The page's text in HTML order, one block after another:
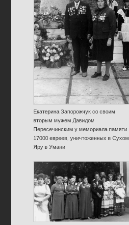
Екатерина Запорожчук со своим
вторым мужем Давидом
Пересечинским у мемориала памяти
17000 евреев, уничтоженных в Сухом
Яру в Умани